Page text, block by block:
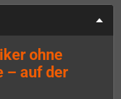
ohne
– auf der